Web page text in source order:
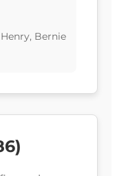
Bernie